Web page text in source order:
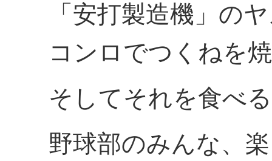
「安打製造機」の
コンロでつくねを
そしてそれを食べ
野球部のみんな、